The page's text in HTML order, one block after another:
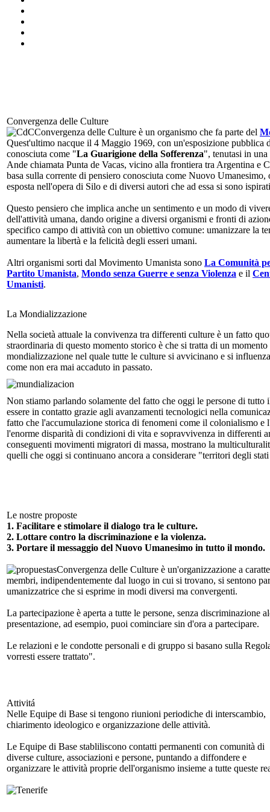
Convergenza delle Culture
Convergenza delle Culture è un organismo che fa parte del
Quest'ultimo nacque il 4 Maggio 1969, con un'esposizione pubblica
conosciuta come "La Guarigione della Sofferenza", tenutasi in
Ande chiamata Punta de Vacas, vicino alla frontiera tra Argentina e
basa sulla corrente di pensiero conosciuta come Nuovo
esposta nell'opera di Silo e di diversi autori che ad essa si sono
Questo pensiero che implica anche un sentimento e un modo di
dell'attività umana, dando origine a diversi organismi e fronti di
specifico campo di attività con un obiettivo comune: umanizzare la
aumentare la libertà e la felicità degli esseri umani.
Altri organismi sorti dal Movimento Umanista sono La Comunità
Partito Umanista, Mondo senza Guerre e senza Violenza e il
Umanisti.
La Mondializzazione
Nella società attuale la convivenza tra differenti culture è un fatto
straordinaria di questo momento storico è che si tratta di un momento
mondializzazione nel quale tutte le culture si avvicinano e si
come non era mai accaduto in passato.
Non stiamo parlando solamente del fatto che oggi le persone di tutto
essere in contatto grazie agli avanzamenti tecnologici nella
fatto che l'accumulazione storica di fenomeni come il colonialismo e
l'enorme disparità di condizioni di vita e sopravvivenza in differenti
conseguenti movimenti migratori di massa, mostrano la
quelli che oggi si continuano ancora a considerare "territori degli
Le nostre proposte
1. Facilitare e stimolare il dialogo tra le culture.
2. Lottare contro la discriminazione e la violenza.
3. Portare il messaggio del Nuovo Umanesimo in tutto il mondo.
Convergenza delle Culture è un'organizzazione a
membri, indipendentemente dal luogo in cui si trovano, si sentono
umanizzatrice che si esprime in modi diversi ma convergenti.
La partecipazione è aperta a tutte le persone, senza discriminazione
presentazione, ad esempio, puoi cominciare sin d'ora a partecipare.
Le relazioni e le condotte personali e di gruppo si basano sulla
vorresti essere trattato".
Attivitá
Nelle Equipe di Base si tengono riunioni periodiche di interscambio,
chiarimento ideologico e organizzazione delle attività.
Le Equipe di Base stabliliscono contatti permanenti con comunità di
diverse culture, associazioni e persone, puntando a diffondere e
organizzare le attività proprie dell'organismo insieme a tutte queste